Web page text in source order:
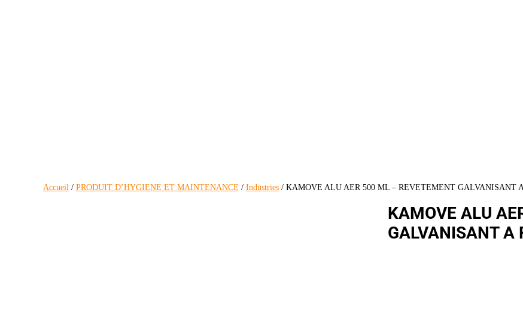
Accueil / PRODUIT D’HYGIENE ET MAINTENANCE / Industries / KAMOVE ALU AER 500 ML – REVETEMENT GALVANISANT
KAMOVE ALU
GALVANISANT A